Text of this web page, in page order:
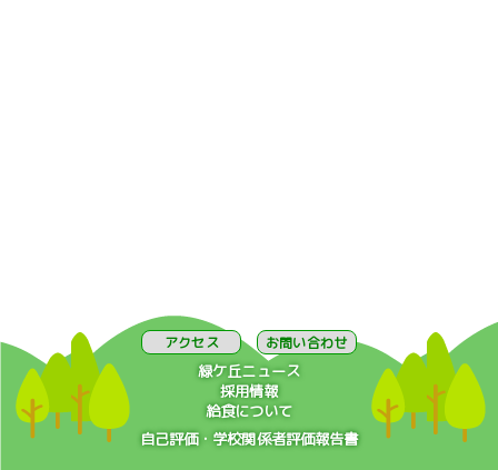
アクセス お問い合わせ
緑ケ丘ニュース
採用情報
給食について
自己評価・学校関係者評価報告書